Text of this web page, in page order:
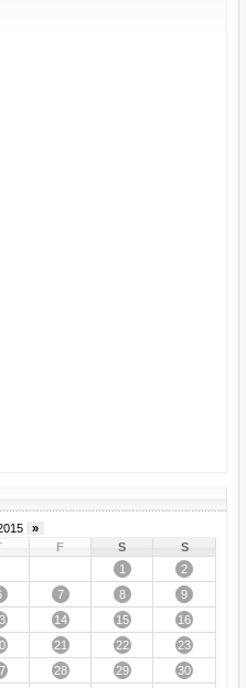
»
F S
S
1
2
7 8
9
14 15
16
21 22
23
28 29 30